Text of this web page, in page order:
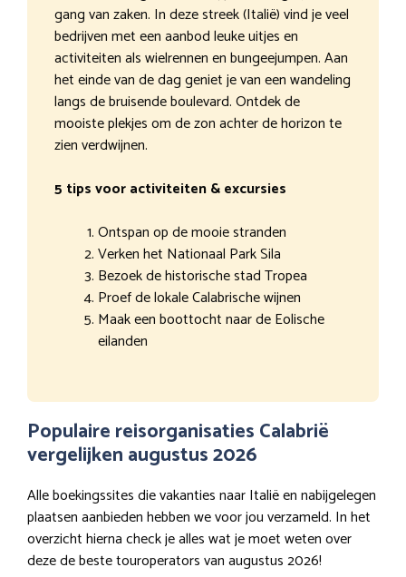
gang van zaken. In deze streek (Italië) vind je veel
bedrijven met een aanbod leuke uitjes en
activiteiten als wielrennen en bungeejumpen. Aan
het einde van de dag geniet je van een wandeling
langs de bruisende boulevard. Ontdek de
mooiste plekjes om de zon achter de horizon te
zien verdwijnen.
5 tips voor activiteiten & excursies
Ontspan op de mooie stranden
Verken het Nationaal Park Sila
Bezoek de historische stad Tropea
Proef de lokale Calabrische wijnen
Maak een boottocht naar de Eolische
eilanden
Populaire reisorganisaties Calabrië
vergelijken augustus 2026
Alle boekingssites die vakanties naar Italië en nabijgelegen
plaatsen aanbieden hebben we voor jou verzameld. In het
overzicht hierna check je alles wat je moet weten over
deze de beste touroperators van augustus 2026!